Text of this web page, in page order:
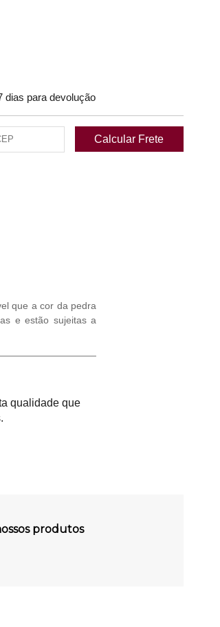
dias para devolução
que a cor da pedra
e estão sujeitas a
qualidade que
produtos